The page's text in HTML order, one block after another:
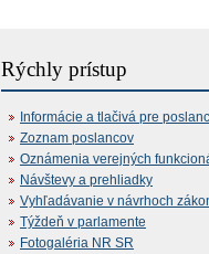
Rýchly prístup
Informácie a tlačivá pre
Zoznam poslancov
Oznámenia verejných
Návštevy a prehliadky
Vyhľadávanie v návrhoch
Týždeň v parlamente
Fotogaléria NR SR